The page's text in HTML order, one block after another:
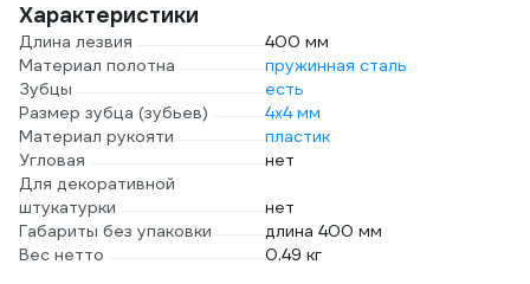
Характеристики
Длина лезвия
400 мм
Материал полотна
пружинная сталь
Зубцы
есть
Размер зубца (зубьев)
4х4 мм
Материал рукояти
пластик
Угловая
нет
Для декоративной
штукатурки
нет
Габариты без упаковки
длина 400 мм
Вес нетто
0.49 кг